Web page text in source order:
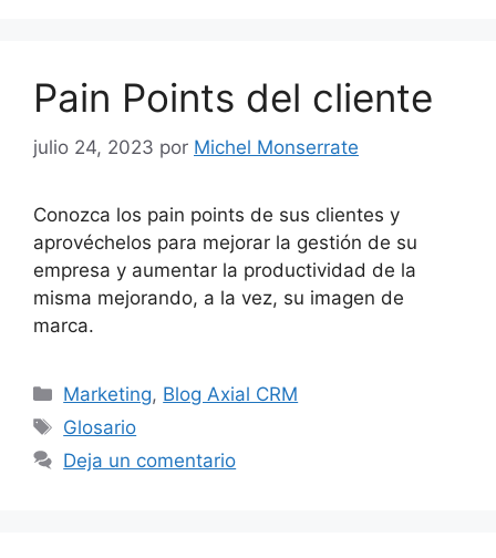
Pain Points del cliente
julio 24, 2023 por Michel Monserrate
Conozca los pain points de sus clientes y
aprovéchelos para mejorar la gestión de su
empresa y aumentar la productividad de la
misma mejorando, a la vez, su imagen de
marca.
Categorías
Marketing, Blog Axial CRM
Etiquetas
Glosario
Deja un comentario